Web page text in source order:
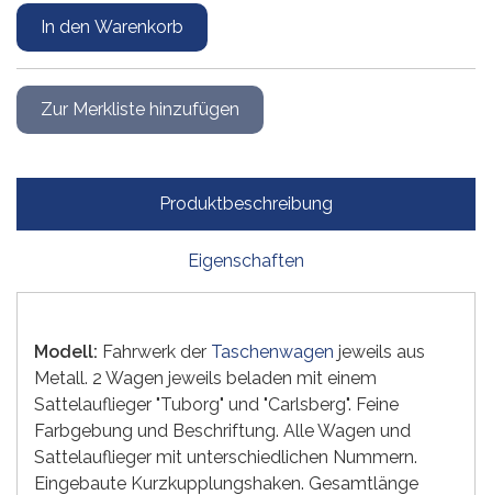
Produktbeschreibung
Eigenschaften
Modell: Fahrwerk der Taschenwagen jeweils aus
Metall. 2 Wagen jeweils beladen mit einem
Sattelauflieger "Tuborg" und "Carlsberg". Feine
Farbgebung und Beschriftung. Alle Wagen und
Sattelauflieger mit unterschiedlichen Nummern.
Eingebaute Kurzkupplungshaken. Gesamtlänge